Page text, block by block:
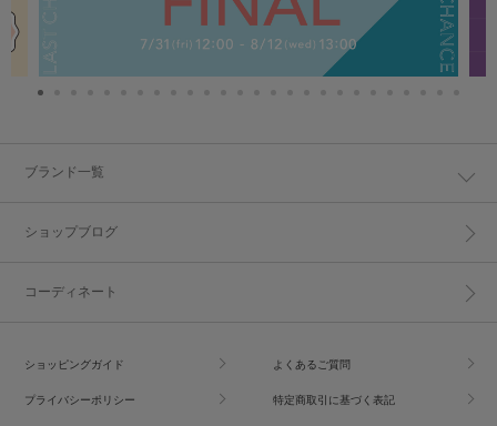
ブランド一覧
ショップブログ
コーディネート
ショッピングガイド よくあるご質問
プライバシーポリシー 特定商取引に基づく表記